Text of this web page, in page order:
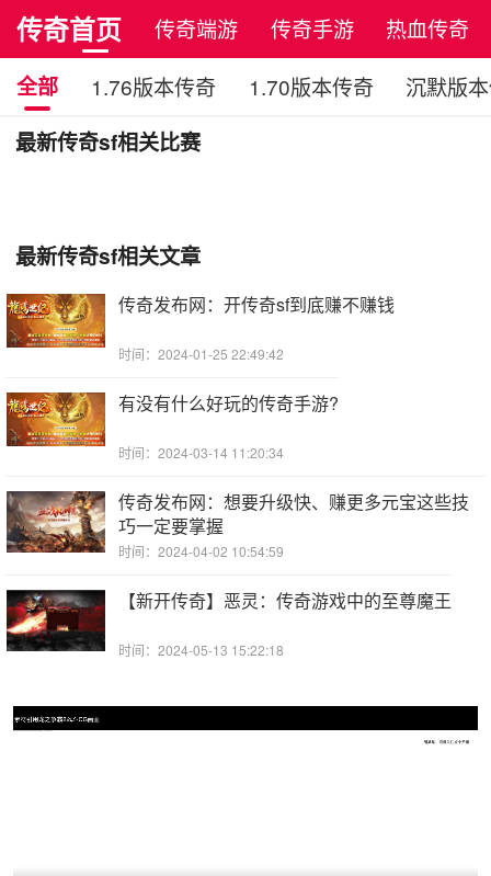
传奇首页 传奇端游 传奇手游
热血传奇
全部
1.76版本传奇 1.70版本传奇
沉默版
最新传奇sf相关比赛
最新传奇sf相关文章
传奇发布网：开传奇sf到底赚不赚钱
时间：2024-01-25 22:49:42
有没有什么好玩的传奇手游?
时间：2024-03-14 11:20:34
传奇发布网：想要升级快、赚更多元宝这些技
巧一定要掌握
时间：2024-04-02 10:54:59
【新开传奇】恶灵：传奇游戏中的至尊魔王
时间：2024-05-13 15:22:18